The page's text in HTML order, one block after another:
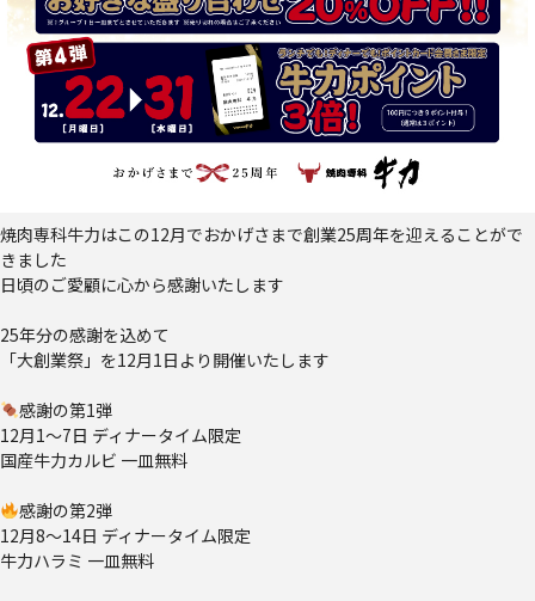
焼肉専科牛力はこの12月でおかげさまで創業25周年を迎えることがで
きました
日頃のご愛顧に心から感謝いたします
25年分の感謝を込めて
「大創業祭」を12月1日より開催いたします
感謝の第1弾
12月1～7日 ディナータイム限定
国産牛力カルビ 一皿無料
感謝の第2弾
12月8～14日 ディナータイム限定
牛力ハラミ 一皿無料